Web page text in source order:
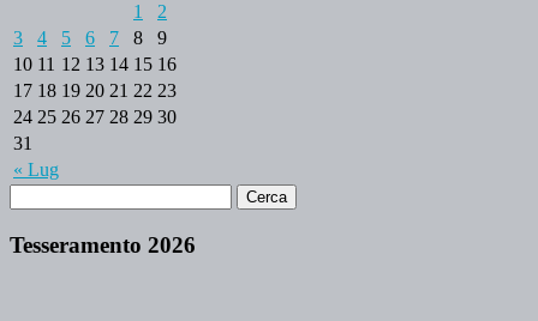
« Lug
1
2
3
4 5 6 7 8
9
10 11 12 13 14 15 16
17 18 19 20 21 22 23
24 25 26 27 28 29 30
31
Tesseramento 2026